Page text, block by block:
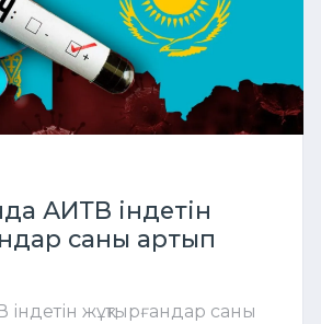
АИТВ індетін
саны артып
індетін жұқтырғандар саны